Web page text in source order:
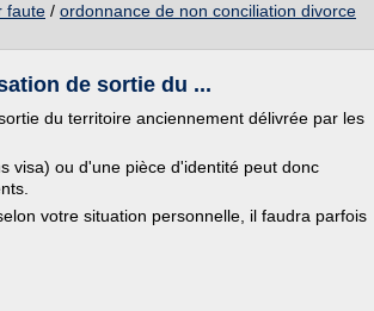
faute / ordonnance de non conciliation divorce
de sortie du ...
du territoire anciennement délivrée par les
visa) ou d'une pièce d'identité peut donc
votre situation personnelle, il faudra parfois